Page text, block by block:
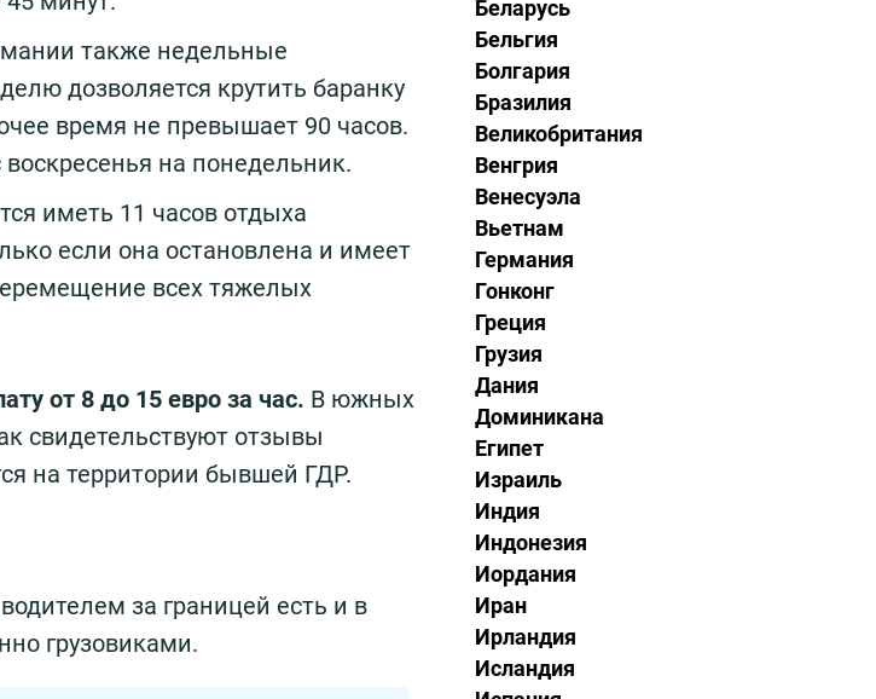
также недельные
дозволяется крутить баранку
время не превышает 90 часов.
на понедельник.
иметь 11 часов отдыха
если она остановлена и имеет
всех тяжелых
от 8 до 15 евро за час. В южных
свидетельствуют отзывы
на территории бывшей ГДР.
за границей есть и в
грузовиками.
Беларусь
Бельгия
Болгария
Бразилия
Великобритания
Венгрия
Венесуэла
Вьетнам
Германия
Гонконг
Греция
Грузия
Дания
Доминикана
Египет
Израиль
Индия
Индонезия
Иордания
Иран
Ирландия
Исландия